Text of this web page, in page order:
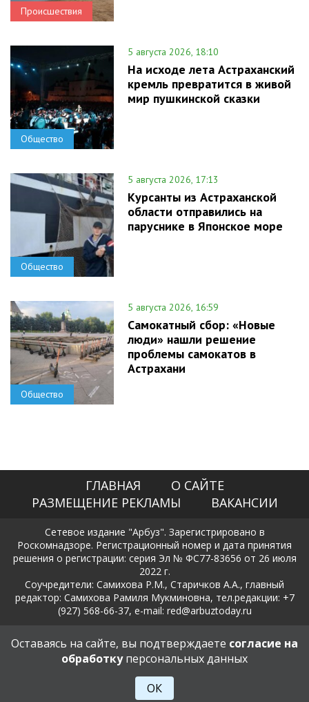
Происшествия
Общество
5 августа 2026, 18:10
На исходе лета Астраханский
кремль превратится в живой
мир пушкинской сказки
Общество
5 августа 2026, 17:13
Курсанты из Астраханской
области отправились на
паруснике в Японское море
Общество
5 августа 2026, 16:59
Самокатный сбор: «Новые
люди» нашли решение
проблемы самокатов в
Астрахани
ГЛАВНАЯ
О САЙТЕ
РАЗМЕЩЕНИЕ РЕКЛАМЫ
ВАКАНСИИ
Сетевое издание "Арбуз". Зарегистрировано в
Роскомнадзоре. Регистрационный номер и дата принятия
решения о регистрации: серия Эл № ФС77-83656 от 26 июля
2022 г.
Соучредители: Самихова Р.М., Старичков А.А., главный
редактор: Самихова Рамиля Мукминовна, тел.редакции: +7
(927) 568-66-37, e-mail: red@arbuztoday.ru
Политика в отношении обработки и защиты персональных
данных
18+
Оставаясь на сайте, вы подтверждаете согласие на
обработкуперсональных данных
ОК